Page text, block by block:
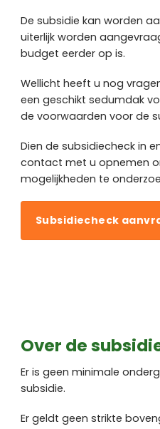
De subsidie kan worden
uiterlijk worden
budget eerder op is.
Wellicht heeft u nog
een geschikt sedumdak
de voorwaarden voor de
Dien de subsidiecheck in
contact met u opnemen
mogelijkheden te
Subsidiecheck
Over de
Er is geen minimale
subsidie.
Er geldt geen strikte